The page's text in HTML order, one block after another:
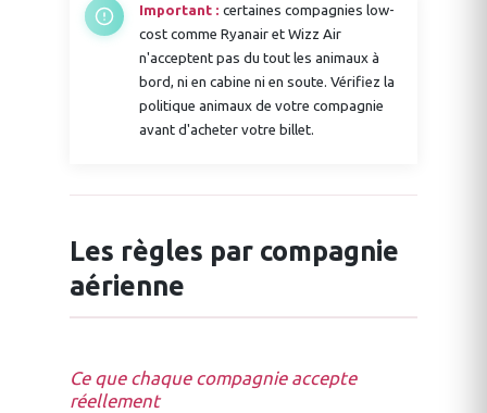
Important : certaines compagnies low-
cost comme Ryanair et Wizz Air
n'acceptent pas du tout les animaux à
bord, ni en cabine ni en soute. Vérifiez la
politique animaux de votre compagnie
avant d'acheter votre billet.
Les règles par compagnie
aérienne
Ce que chaque compagnie accepte
réellement